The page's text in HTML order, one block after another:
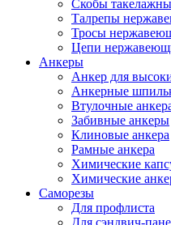
Скобы
Талрепы
Тросы
Цепи
Анкеры
Анкер для
Анкерные
Втулочные
Забивные анкеры
Клиновые анкера
Рамные анкера
Химические
Химические
Саморезы
Для профлиста
Для сэндвич-